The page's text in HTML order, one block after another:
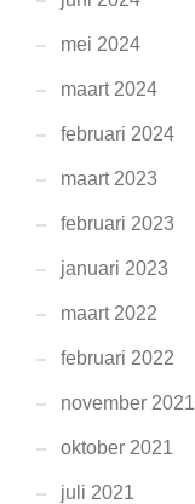
mei 2024
maart 2024
februari 2024
maart 2023
februari 2023
januari 2023
maart 2022
februari 2022
november 2021
oktober 2021
juli 2021